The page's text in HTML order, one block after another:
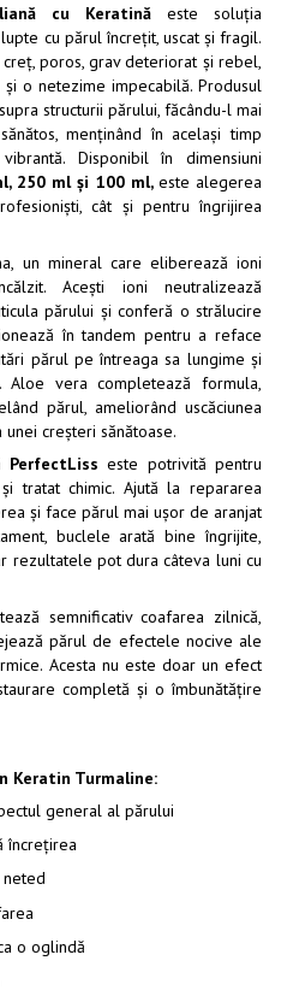
cu Keratină este soluția
cu părul încrețit, uscat și fragil.
poros, grav deteriorat și rebel,
o netezime impecabilă. Produsul
structurii părului, făcându-l mai
menținând în același timp
Disponibil în dimensiuni
250 ml și 100 ml, este alegerea
cât și pentru îngrijirea
un mineral care eliberează ioni
Acești ioni neutralizează
părului și conferă o strălucire
în tandem pentru a reface
părul pe întreaga sa lungime și
vera completează formula,
părul, ameliorând uscăciunea
creșteri sănătoase.
PerfectLiss este potrivită pentru
tratat chimic. Ajută la repararea
și face părul mai ușor de aranjat
buclele arată bine îngrijite,
rezultatele pot dura câteva luni cu
semnificativ coafarea zilnică,
părul de efectele nocive ale
Acesta nu este doar un efect
completă și o îmbunătățire
Keratin Turmaline:
general al părului
încrețirea
neted
o oglindă